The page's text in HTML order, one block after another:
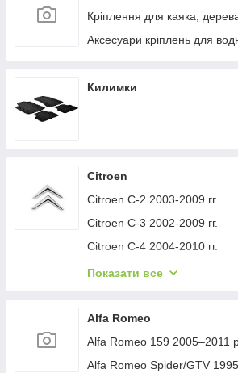
Кріплення для каяка,
Аксесуари кріплень для
Килимки
Citroen
Citroen C-2 2003-2009 гг.
Citroen C-3 2002-2009 гг.
Citroen C-4 2004-2010 гг.
Citroen C-1 2005-2014 гг.
Citroen C-4 Picasso 2006-
Citroen Nemo 2007-2017 гг.
Citroen Berlingo 1996-2008
Показати все
Alfa Romeo
Alfa Romeo 159 2005–2011
Alfa Romeo Spider/GTV